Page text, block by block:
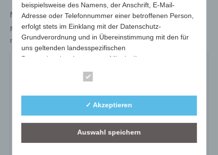
Messschieber / Schieblehre - 80mm / 3 Inchs
Maße
99 x 40 x 4 mm
max. Werbefläche 65 x 13 mm
Art.-Nr.:234-01
Gewicht:8g
beispielsweise des Namens, der Anschrift, E-Mail-
Adresse oder Telefonnummer einer betroffenen Person,
erfolgt stets im Einklang mit der Datenschutz-
Grundverordnung und in Übereinstimmung mit den für
uns geltenden landesspezifischen
Datenschutzbestimmungen. Mittels dieser
Öffentlichkeit über Art, Umfang und Zweck der von uns
personenbezogenen Daten informieren. Ferner werden
über die ihnen zustehenden Rechte aufgeklärt.
Wir haben als für die Verarbeitung Verantwortlicher
✓ Akzeptieren
Auswahl speichern